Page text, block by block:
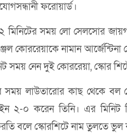
ফরোয়ার্ড।
৬২ মিনিটের সময় লো সেলসোর
কোররেয়াকে নামান
সময় নেন দুই কোররেয়া, স্কোর
সময় লাউতারোর কাছ থেকে
২-০ করেন তিনি। এর
বলে স্কোরশিটে নাম তুলতে ভুল